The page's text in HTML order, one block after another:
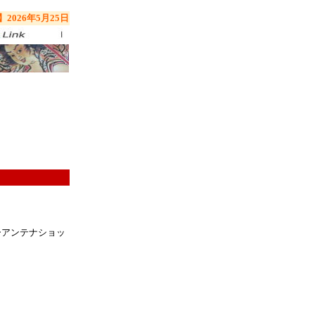
2026年5月25日
ンテナショッ